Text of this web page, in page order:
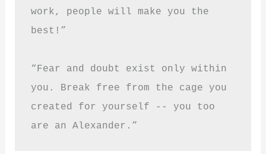
work, people will make you the
best!”
“Fear and doubt exist only within
you. Break free from the cage you
created for yourself -- you too
are an Alexander.”